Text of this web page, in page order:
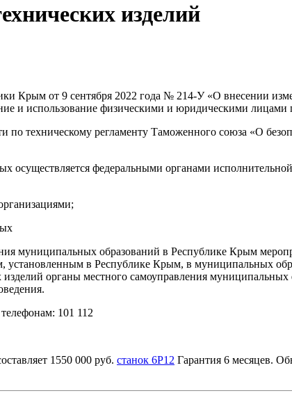
изделий
Крым от 9 сентября 2022 года № 214-У «О внесении
и использование физическими и юридическими лицами
по техническому регламенту Таможенного союза «О
осуществляется федеральными органами
муниципальных образований в Республике Крым
установленным в Республике Крым, в муниципальных
органы местного самоуправления
101 112
1550 000 руб. станок 6Р12 Гарантия 6 месяцев.